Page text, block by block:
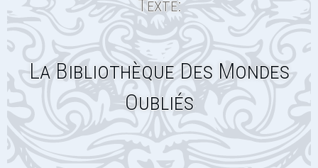
Texte:
La Bibliothèque Des Mondes
Oubliés